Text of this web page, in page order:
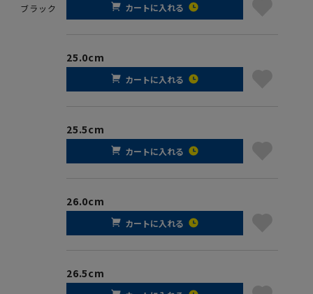
ブラック カートに入れる
25.0cm
カートに入れる
25.5cm
カートに入れる
26.0cm
カートに入れる
26.5cm